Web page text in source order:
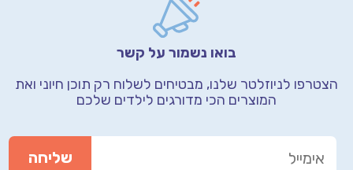
בואו נשמור על קשר
הצטרפו לניוזלטר שלנו, מבטיחים לשלוח רק תוכן חיוני ואת
המוצרים הכי מדורגים לילדים שלכם